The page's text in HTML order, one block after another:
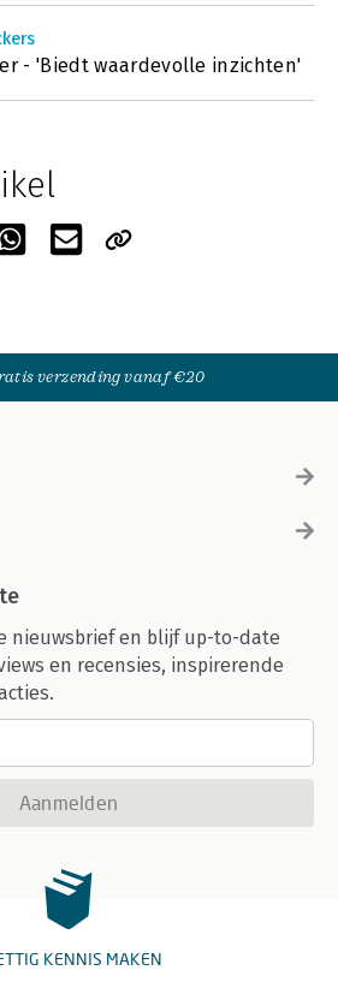
- 'Biedt waardevolle inzichten'
verzending vanaf €20
nieuwsbrief en blijf up-to-date
en recensies, inspirerende
Aanmelden
KENNIS MAKEN